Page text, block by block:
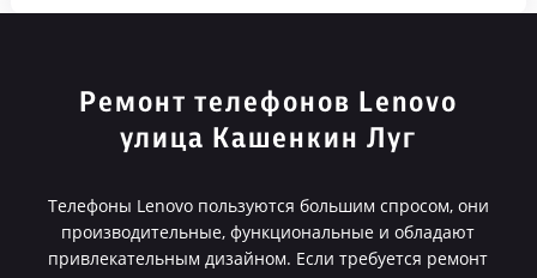
Ремонт телефонов Lenovo
улица Кашенкин Луг
Телефоны Lenovo пользуются большим спросом, они
производительные, функциональные и обладают
привлекательным дизайном. Если требуется ремонт